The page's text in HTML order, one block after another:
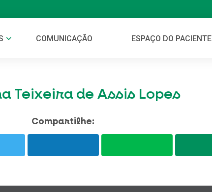
COMUNICAÇÃO ESPAÇO DO PACIENTE
Teixeira de Assis Lopes
Compartilhe: